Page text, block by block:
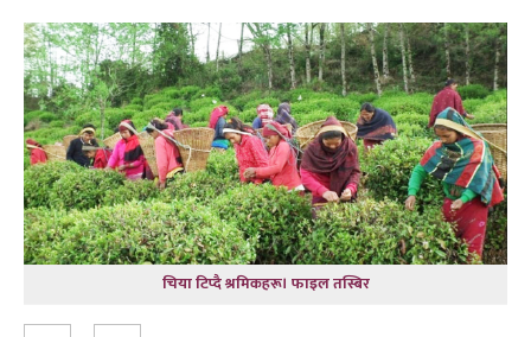
चिया टिप्दै श्रमिकहरू। फाइल तस्बिर